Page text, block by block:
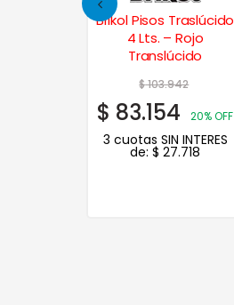
Brikol Pisos Traslúcido
4 Lts. – Rojo
Translúcido
$103.942
$ 83.154 20% OFF
3 cuotas SIN INTERES
de:$ 27.718